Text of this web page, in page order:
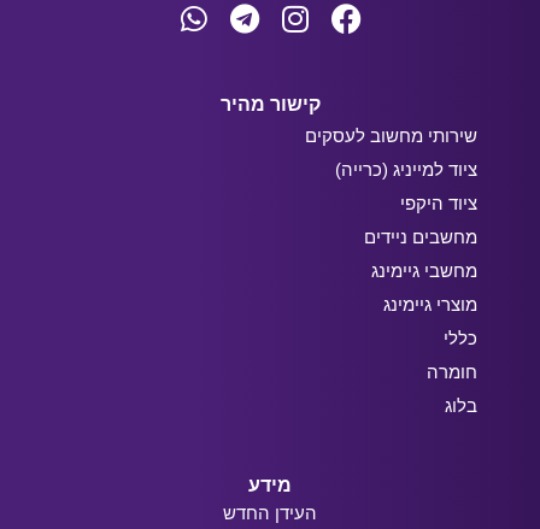
קישור מהיר
שירותי מחשוב לעסקים
ציוד למייניג (כרייה)
ציוד היקפי
מחשבים ניידים
מחשבי גיימינג
מוצרי גיימינג
כללי
חומרה
בלוג
מידע
העידן החדש